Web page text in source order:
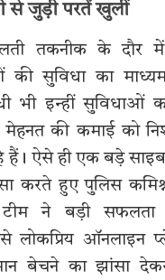
से जुड़ी परतें खुलीं
तकनीक के दौर
की सुविधा का
भी इन्हीं सुविधाओं
की कमाई को
हैं। ऐसे ही एक बड़े
करते हुए पुलिस
ने बड़ी सफलता
ऑनलाइन
बेचने का झांसा